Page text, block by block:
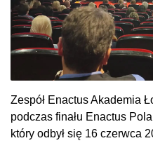
Zespół Enactus Akademia
podczas finału Enactus
który odbył się 16 czerwca